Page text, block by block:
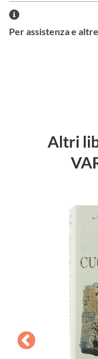
Per assistenza e
Altri